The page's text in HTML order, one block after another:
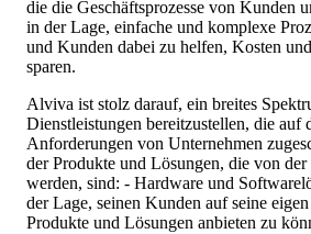
die die Geschäftsprozesse von Kunden
in der Lage, einfache und komplexe
und Kunden dabei zu helfen, Kosten
sparen.
Alviva ist stolz darauf, ein breites
Dienstleistungen bereitzustellen, die auf
Anforderungen von Unternehmen
der Produkte und Lösungen, die von der
werden, sind: - Hardware und
der Lage, seinen Kunden auf seine
Produkte und Lösungen anbieten zu